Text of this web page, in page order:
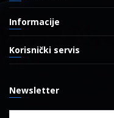
Radnička 8
11000 Beograd, Srbija
Email:eshop@bmw.rs
Informacije
O nama
Reklamacije
Radnje
Brendovi
Korisnički servis
Uslovi korišćenja i prodaje
Politika privatnosti
Newsletter